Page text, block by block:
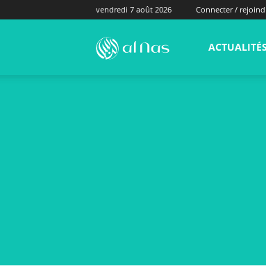
vendredi 7 août 2026 Connecter /
alNas.fr ACTUALITÉS